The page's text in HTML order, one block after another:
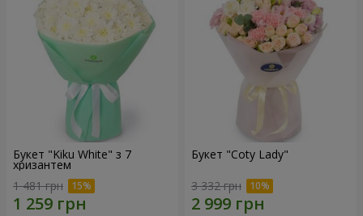
Букет "Kiku White" з 7
хризантем
1 481 грн
Букет "Coty Lady"
3 332 грн